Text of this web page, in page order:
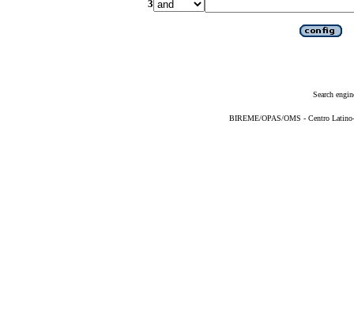
3
Search
BIREME/OPAS/OMS - Centro Latino-